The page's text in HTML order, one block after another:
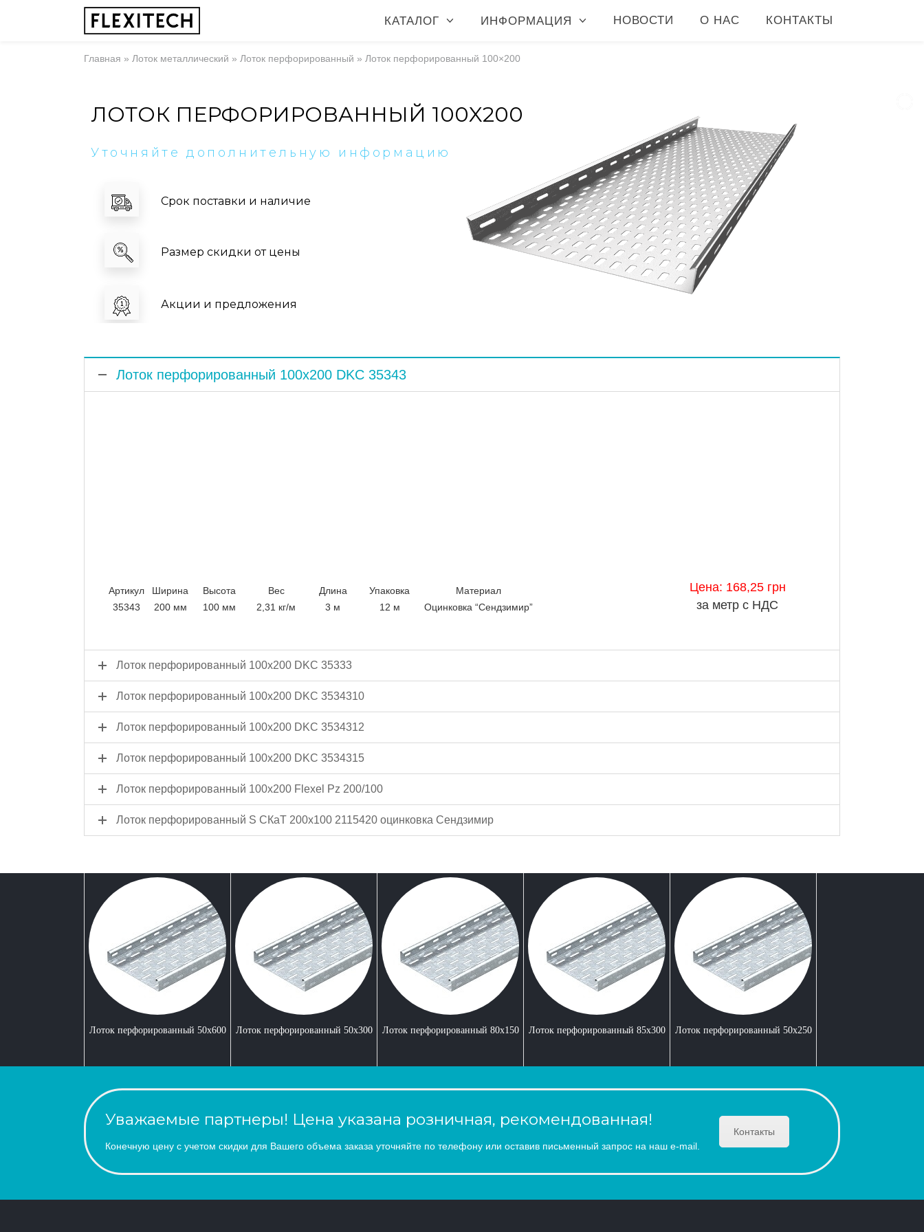
КАТАЛОГ ИНФОРМАЦИЯ НОВОСТИ О НАС КОНТАКТЫ
Главная » Лоток металлический » Лоток перфорированный » Лоток перфорированный 100×200
ЛОТОК ПЕРФОРИРОВАННЫЙ 100X200
Уточняйте дополнительную информацию
Срок поставки и наличие
Размер скидки от цены
Акции и предложения
Лоток перфорированный 100x200 DKC 35343
Артикул Ширина Высота Вес Длина Упаковка
Материал
35343
200 мм 100 мм 2,31 кг/м 3 м 12 м Оцинковка “Сендзимир”
Цена: 168,25 грн
за метр с НДС
Лоток перфорированный 100x200 DKC 35333
Лоток перфорированный 100x200 DKC 3534310
Лоток перфорированный 100x200 DKC 3534312
Лоток перфорированный 100x200 DKC 3534315
Лоток перфорированный 100x200 Flexel Pz 200/100
Лоток перфорированный S СКаТ 200х100 2115420 оцинковка Сендзимир
Лоток перфорированный 50x600 Лоток перфорированный 50x300 Лоток перфорированный 80x150 Лоток перфорированный 85x300 Лоток перфорированный 50x250
Уважаемые партнеры! Цена указана розничная, рекомендованная!
Конечную цену с учетом скидки для Вашего объема заказа уточняйте по телефону или оставив письменный запрос на наш e-mail.
Контакты